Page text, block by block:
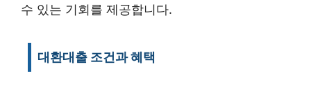
수 있는 기회를 제공합니다.
대환대출 조건과 혜택